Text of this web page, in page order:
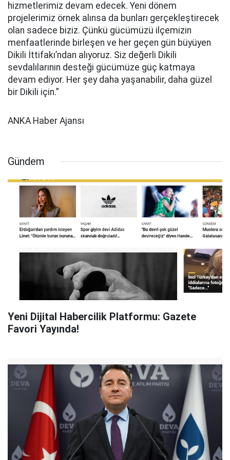
hizmetlerimiz devam edecek. Yeni dönem
projelerimiz örnek alınsa da bunları gerçekleştirecek
olan sadece biziz. Çünkü gücümüzü ilçemizin
menfaatlerinde birleşen ve her geçen gün büyüyen
Dikili İttifakı’ndan alıyoruz. Siz değerli Dikili
sevdalılarının desteği gücümüze güç katmaya
devam ediyor. Her şey daha yaşanabilir, daha güzel
bir Dikili için.”
ANKA Haber Ajansı
Gündem
Yeni Dijital Habercilik Platformu: Gazete
Favori Yayında!